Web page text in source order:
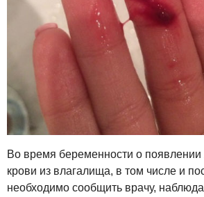
Во время беременности о
крови из влагалища, в том числе и
необходимо сообщить врачу,